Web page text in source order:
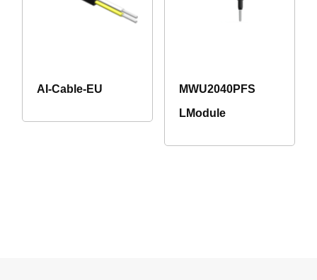
AI-Cable-EU
MWU2040PFS
LModule